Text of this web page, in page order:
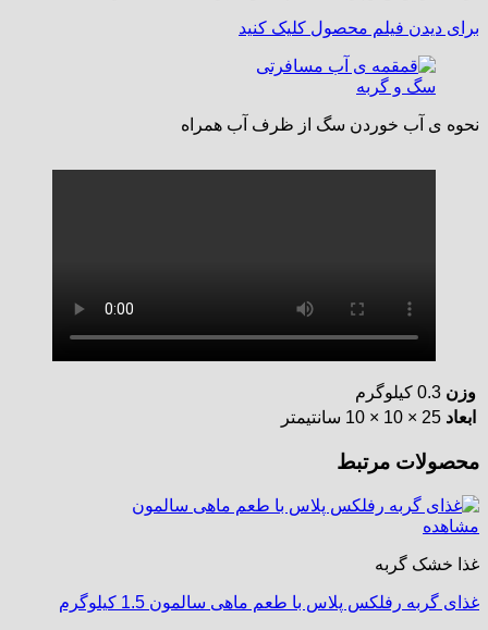
برای دیدن فیلم محصول کلیک کنید
نحوه ی آب خوردن سگ از ظرف آب همراه
وزن 0.3 کیلوگرم
ابعاد 25 × 10 × 10 سانتیمتر
محصولات مرتبط
مشاهده
غذا خشک گربه
غذای گربه رفلکس پلاس با طعم ماهی سالمون 1.5 کیلوگرم